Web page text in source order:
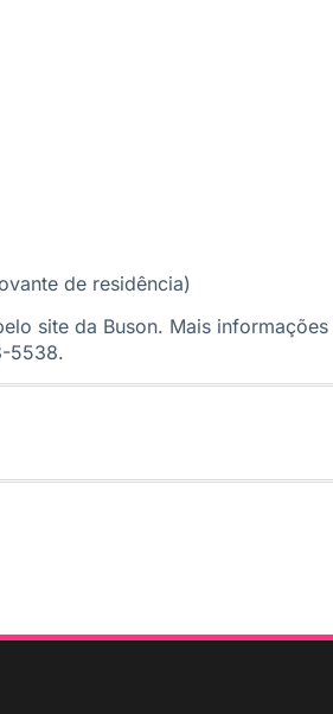
de residência)
site da Buson. Mais
5538.